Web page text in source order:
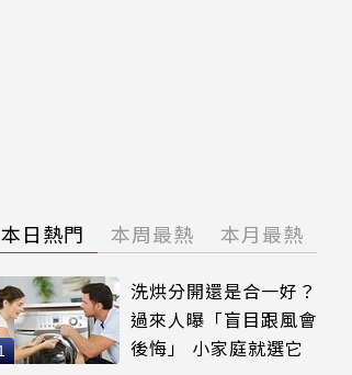
本日熱門 本周最熱 本月最熱
洗烘分開還是合一好？
過來人曝「盲目跟風會
後悔」 小家庭就選它